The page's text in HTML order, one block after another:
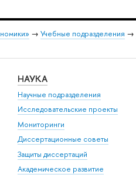
→ Учебные подразделения →
НАУКА
Научные подразделения
Исследовательские проекты
Мониторинги
Диссертационные советы
Защиты диссертаций
Академическое развитие